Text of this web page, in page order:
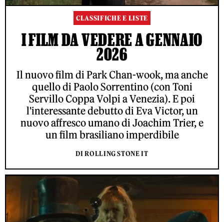
CLASSIFICHE E LISTE
I FILM DA VEDERE A GENNAIO
2026
Il nuovo film di Park Chan-wook, ma anche
quello di Paolo Sorrentino (con Toni
Servillo Coppa Volpi a Venezia). E poi
l'interessante debutto di Eva Victor, un
nuovo affresco umano di Joachim Trier, e
un film brasiliano imperdibile
DI ROLLING STONE IT